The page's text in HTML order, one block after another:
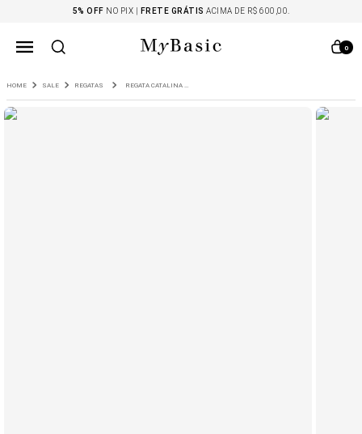
5% OFF NO PIX | FRETE GRÁTIS ACIMA DE R$ 600,00.
0
SALE REGATAS REGATA CATALINA MALHA ALGODÃO VERDE CLARO